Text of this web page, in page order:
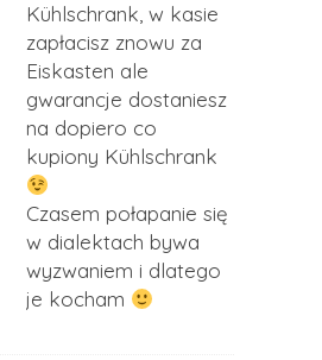
Kühlschrank, w kasie
zapłacisz znowu za
Eiskasten ale
gwarancje dostaniesz
na dopiero co
kupiony Kühlschrank
Czasem połapanie się
w dialektach bywa
wyzwaniem i dlatego
je kocham